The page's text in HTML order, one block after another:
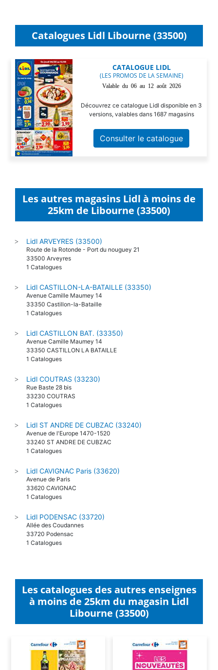
Catalogues Lidl Libourne (33500)
CATALOGUE LIDL
(LES PROMOS DE LA SEMAINE)
Valable du 06 au 12 août 2026
Découvrez ce catalogue Lidl disponible en 3
versions, valables dans 1687 magasins
Consulter le catalogue
Les autres magasins Lidl à moins de
25km de Libourne (33500)
> Lidl ARVEYRES (33500)
Route de la Rotonde - Port du nouguey 21
33500 Arveyres
1 Catalogues
> Lidl CASTILLON-LA-BATAILLE (33350)
Avenue Camille Maumey 14
33350 Castillon-la-Bataille
1 Catalogues
> Lidl CASTILLON BAT. (33350)
Avenue Camille Maumey 14
33350 CASTILLON LA BATAILLE
1 Catalogues
> Lidl COUTRAS (33230)
Rue Baste 28 bis
33230 COUTRAS
1 Catalogues
> Lidl ST ANDRE DE CUBZAC (33240)
Avenue de l'Europe 1470-1520
33240 ST ANDRE DE CUBZAC
1 Catalogues
> Lidl CAVIGNAC Paris (33620)
Avenue de Paris
33620 CAVIGNAC
1 Catalogues
> Lidl PODENSAC (33720)
Allée des Coudannes
33720 Podensac
1 Catalogues
Les catalogues des autres enseignes
à moins de 25km du magasin Lidl
Libourne (33500)